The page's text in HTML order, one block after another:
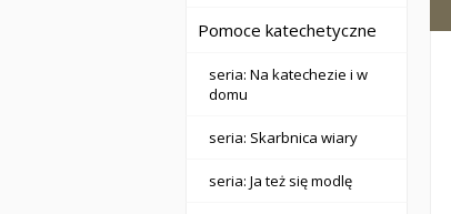
Pomoce katechetyczne
seria: Na katechezie i w
domu
seria: Skarbnica wiary
seria: Ja też się modlę